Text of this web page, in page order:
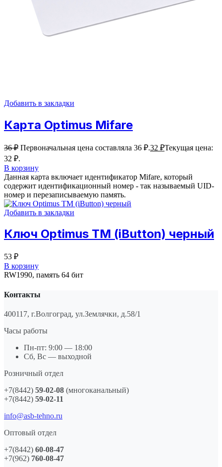
Добавить в закладки
Карта Optimus Mifare
36₽ Первоначальная цена составляла 36 ₽.32 ₽Текущая цена:
32 ₽.
В корзину
Данная карта включает идентификатор Mifare, который
содержит идентификационный номер - так называемый UID-
номер и перезаписываемую память.
Добавить в закладки
Ключ Optimus ТМ (iButton) черный
53 ₽
В корзину
RW1990, память 64 бит
Контакты
400117, г.Волгоград, ул.Землячки, д.58/1
Часы работы
Пн-пт: 9:00 — 18:00
Сб, Вс — выходной
Розничный отдел
+7(8442) 59-02-08 (многоканальный)
+7(8442) 59-02-11
info@asb-tehno.ru
Оптовый отдел
+7(8442) 60-08-47
+7(962) 760-08-47